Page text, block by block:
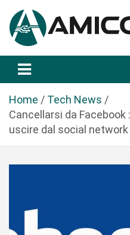
a
Amicopc.com
Home
Tech News
Cancellarsi da
uscire dal social network